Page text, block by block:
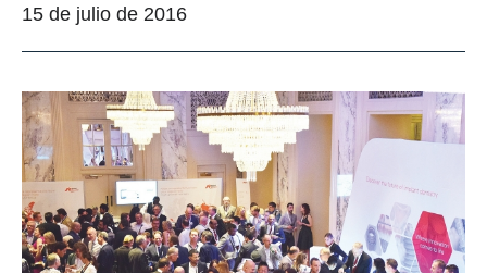
15 de julio de 2016